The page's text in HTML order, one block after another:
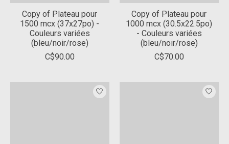
Copy of Plateau pour
1500 mcx (37x27po) -
Couleurs variées
(bleu/noir/rose)
C$90.00
Copy of Plateau pour
1000 mcx (30.5x22.5po)
- Couleurs variées
(bleu/noir/rose)
C$70.00